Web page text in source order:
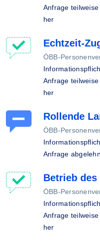
Anfrage
her
Echtzeit-
ÖBB-
Anfrage
her
Rollende
ÖBB-
Anfrage
Betrieb
ÖBB-
Anfrage
her